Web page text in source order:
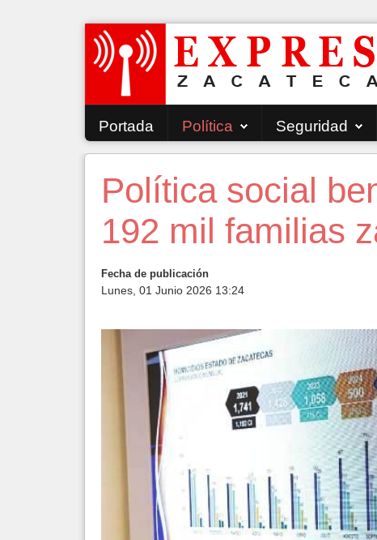
Portada Política Seguridad
Política social
192 mil familias
Fecha de publicación
Lunes, 01 Junio 2026 13:24